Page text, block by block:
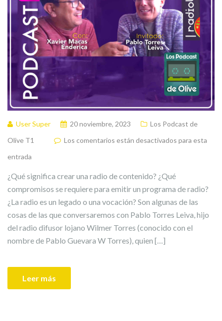
User Super 20 noviembre, 2023
Los Podcast de
Olive T1
Los comentarios están desactivados para esta
entrada
¿Qué significa crear una radio de contenido? ¿Qué
compromisos se requiere para emitir un programa de radio?
¿La radio es un legado o una vocación? Son algunas de las
cosas de las que conversaremos con Pablo Torres Leiva, hijo
del radio difusor lojano Wilmer Torres (conocido con el
nombre de Pablo Guevara W Torres), quien […]
Leer más